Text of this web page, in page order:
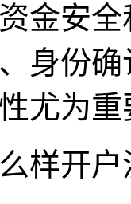
金安
身份
尤为重
样开